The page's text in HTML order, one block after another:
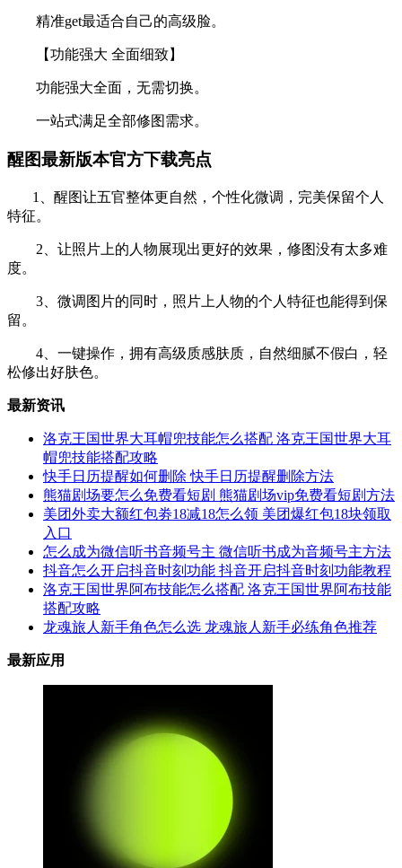
精准get最适合自己的高级脸。
【功能强大 全面细致】
功能强大全面，无需切换。
一站式满足全部修图需求。
醒图最新版本官方下载亮点
1、醒图让五官整体更自然，个性化微调，完美保留个人
特征。
2、让照片上的人物展现出更好的效果，修图没有太多难
度。
3、微调图片的同时，照片上人物的个人特征也能得到保
留。
4、一键操作，拥有高级质感肤质，自然细腻不假白，轻
松修出好肤色。
最新资讯
洛克王国世界大耳帽兜技能怎么搭配 洛克王国世界大耳
帽兜技能搭配攻略
快手日历提醒如何删除 快手日历提醒删除方法
熊猫剧场要怎么免费看短剧 熊猫剧场vip免费看短剧方法
美团外卖大额红包劵18减18怎么领 美团爆红包18块领取
入口
怎么成为微信听书音频号主 微信听书成为音频号主方法
抖音怎么开启抖音时刻功能 抖音开启抖音时刻功能教程
洛克王国世界阿布技能怎么搭配 洛克王国世界阿布技能
搭配攻略
龙魂旅人新手角色怎么选 龙魂旅人新手必练角色推荐
最新应用